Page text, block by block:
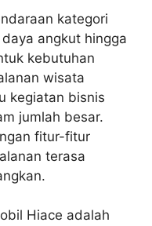
kategori
angkut hingga
kebutuhan
wisata
kegiatan bisnis
jumlah besar.
fitur-fitur
terasa
Hiace adalah